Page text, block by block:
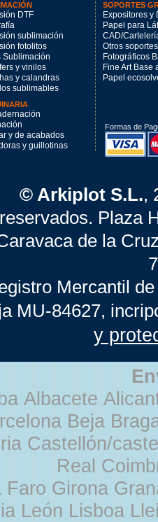
DTF
sublimación
fotolitos
Sublimación
y vinilos
y calandras
sublimables
y de acabados
y guillotinas
SOPORTES
Expositores y
Papel para
CAD/
Otros soportes
Fotográficos
Fine Art Base
Papel
Formas de
© Arkiplot S.L.,
reservados. Plaza
de la
Mercantil
MU-84627,
y
Albacete
Beja
Castellón/
Real
Faro Girona
León Lisboa